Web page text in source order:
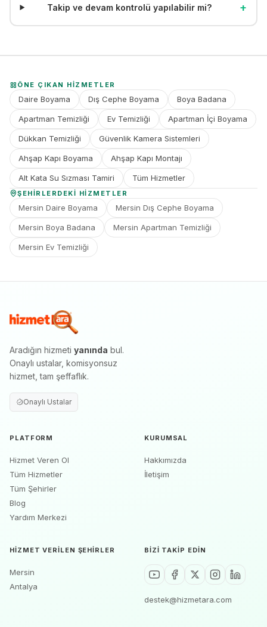
Takip ve devam kontrolü yapılabilir mi? +
ÖNE ÇIKAN HIZMETLER
Daire Boyama Dış Cephe Boyama Boya Badana
Apartman Temizliği Ev Temizliği Apartman İçi Boyama
Dükkan Temizliği Güvenlik Kamera Sistemleri
Ahşap Kapı Boyama Ahşap Kapı Montajı
Alt Kata Su Sızması Tamiri Tüm Hizmetler
ŞEHIRLERDEKI HIZMETLER
Mersin Daire Boyama Mersin Dış Cephe Boyama
Mersin Boya Badana Mersin Apartman Temizliği
Mersin Ev Temizliği
Aradığın hizmeti yanında bul.
Onaylı ustalar, komisyonsuz
hizmet, tam şeffaflık.
Onaylı Ustalar
PLATFORM
Hizmet Veren Ol
Tüm Hizmetler
Tüm Şehirler
Blog
Yardım Merkezi
KURUMSAL
Hakkımızda
İletişim
HIZMET VERILEN ŞEHIRLER
Mersin
Antalya
BIZI TAKIP EDIN
destek@hizmetara.com